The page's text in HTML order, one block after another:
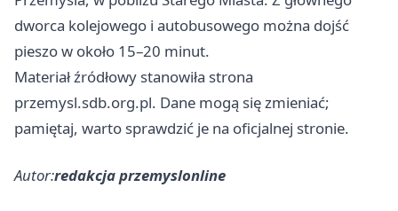
dworca kolejowego i autobusowego można dojść
pieszo w około 15–20 minut.
Materiał źródłowy stanowiła strona
przemysl.sdb.org.pl. Dane mogą się zmieniać;
pamiętaj, warto sprawdzić je na oficjalnej stronie.
Autor:redakcja przemyslonline